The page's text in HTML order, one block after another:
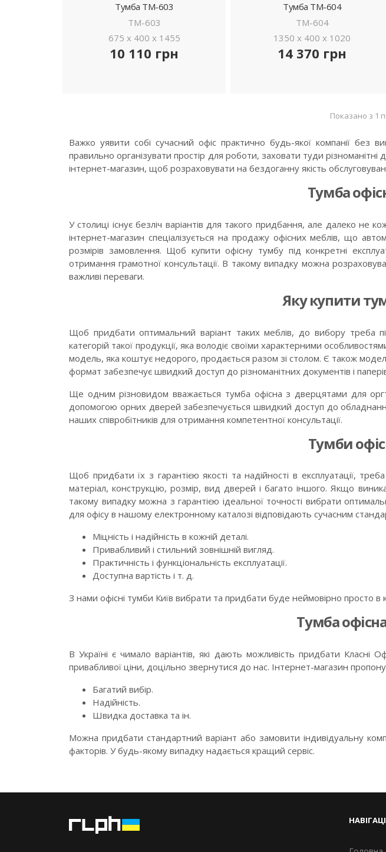
Тумба ТМ-603
ТМ-603
675 x 400 x 1455
10 110 грн
Тумба ТМ-604
ТМ-604
1350 x 400 x 1020
14 370 грн
Показано з 1
Важко уявити собі сучасний офіс практично будь-якої компанії
правильно організувати простір для роботи, заховати туди
інтернет-магазин, щоб розраховувати на бездоганну якість
Тумба
У столиці існує безліч варіантів для такого придбання, але далеко
інтернет-магазин спеціалізується на продажу офісних меблів, що
розмірів замовлення. Щоб купити офісну тумбу під конкретні
отримання грамотної консультації. В такому випадку можна
важливі переваги.
Яку купити
Щоб придбати оптимальний варіант таких меблів, до вибору треба
категорій такої продукції, яка володіє своїми характерними
модель, яка коштує недорого, продається разом зі столом. Є також
формат забезпечує швидкий доступ до різноманітних документів і
Ще одним різновидом вважається тумба офісна з дверцятами для
допомогою орних дверей забезпечується швидкий доступ до
наших співробітників для отримання компетентної консультації.
Тумби
Щоб придбати їх з гарантією якості та надійності в експлуатації,
матеріал, конструкцію, розмір, вид дверей і багато іншого. Якщо
такому випадку можна з гарантією ідеальної точності вибрати
для офісу в нашому електронному каталозі відповідають сучасним
Міцність і надійність в кожній деталі.
Привабливий і стильний зовнішній вигляд.
Практичність і функціональність експлуатації.
Доступна вартість і т. д.
З нами офісні тумби Київ вибрати та придбати буде неймовірно просто
Тумба
В Україні є чимало варіантів, які дають можливість придбати Класні
привабливої ціни, доцільно звернутися до нас. Інтернет-магазин
Багатий вибір.
Надійність.
Швидка доставка та ін.
Можна придбати стандартний варіант або замовити індивідуальну
факторів. У будь-якому випадку надається кращий сервіс.